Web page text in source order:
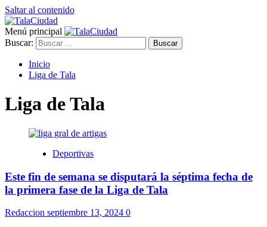
Saltar al contenido
Menú principal
Buscar:
Inicio
Liga de Tala
Liga de Tala
Deportivas
Este fin de semana se disputará la séptima fecha de
la primera fase de la Liga de Tala
Redaccion septiembre 13, 2024 0